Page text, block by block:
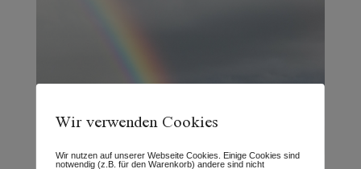
Wir verwenden Cookies
Wir nutzen auf unserer Webseite Cookies. Einige Cookies sind
notwendig (z.B. für den Warenkorb) andere sind nicht